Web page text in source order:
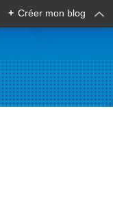
+ Créer mon blog